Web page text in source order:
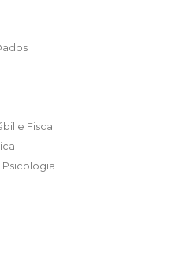
e Fiscal
Psicologia